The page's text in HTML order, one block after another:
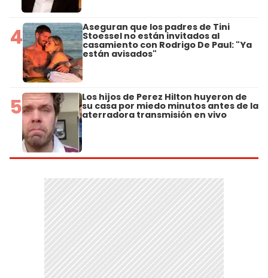
4 Aseguran que los padres de Tini
Stoessel no están invitados al
casamiento con Rodrigo De Paul: "Ya
están avisados"
5 Los hijos de Perez Hilton huyeron de
su casa por miedo minutos antes de la
aterradora transmisión en vivo